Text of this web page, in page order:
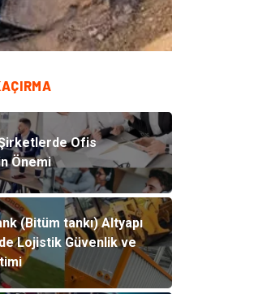
Ofis
Önemi
(Bitüm tankı) Altyapı
Lojistik Güvenlik ve